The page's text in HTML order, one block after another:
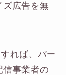
ズ広告を無
れば、パー
信事業者の